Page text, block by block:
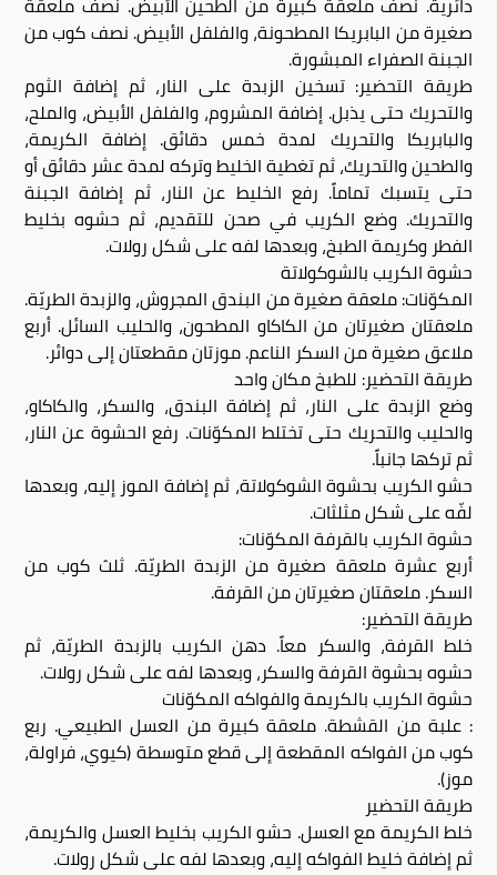
صغيرة من البابريكا المطحونة، والفلفل الأبيض. نصف كوب من
الجبنة الصفراء المبشورة.
طريقة التحضير: تسخين الزبدة على النار، ثم إضافة الثوم
والتحريك حتى يذبل. إضافة المشروم، والفلفل الأبيض، والملح،
والبابريكا والتحريك لمدة خمس دقائق. إضافة الكريمة،
والطحين والتحريك، ثم تغطية الخليط وتركه لمدة عشر دقائق أو
حتى يتسبك تماماً. رفع الخليط عن النار، ثم إضافة الجبنة
والتحريك. وضع الكريب في صحن للتقديم، ثم حشوه بخليط
الفطر وكريمة الطبخ، وبعدها لفه على شكل رولات.
حشوة الكريب بالشوكولاتة
المكوّنات: ملعقة صغيرة من البندق المجروش، والزبدة الطريّة.
ملعقتان صغيرتان من الكاكاو المطحون، والحليب السائل. أربع
ملاعق صغيرة من السكر الناعم. موزتان مقطعتان إلى دوائر.
طريقة التحضير: للطبخ مكان واحد
وضع الزبدة على النار، ثم إضافة البندق، والسكر، والكاكاو،
والحليب والتحريك حتى تختلط المكوّنات. رفع الحشوة عن النار،
ثم تركها جانباً.
حشو الكريب بحشوة الشوكولاتة، ثم إضافة الموز إليه، وبعدها
لفّه على شكل مثلثات.
حشوة الكريب بالقرفة المكوّنات:
أربع عشرة ملعقة صغيرة من الزبدة الطريّة. ثلث كوب من
السكر. ملعقتان صغيرتان من القرفة.
طريقة التحضير:
خلط القرفة، والسكر معاً. دهن الكريب بالزبدة الطريّة، ثم
حشوه بحشوة القرفة والسكر، وبعدها لفه على شكل رولات.
حشوة الكريب بالكريمة والفواكه المكوّنات
: علبة من القشطة. ملعقة كبيرة من العسل الطبيعي. ربع
كوب من الفواكه المقطعة إلى قطع متوسطة (كيوي، فراولة،
موز).
طريقة التحضير
خلط الكريمة مع العسل. حشو الكريب بخليط العسل والكريمة،
ثم إضافة خليط الفواكه إليه، وبعدها لفه على شكل رولات.